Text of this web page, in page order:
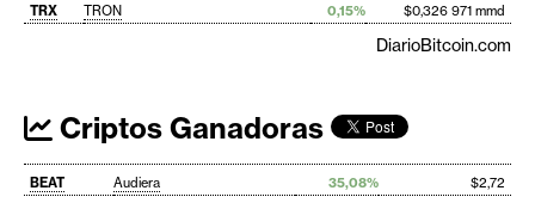
TRX
TRON 0,15% $0,326 971 mmd
DiarioBitcoin.com
Criptos Ganadoras
BEAT Audiera 35,08%
$2,72